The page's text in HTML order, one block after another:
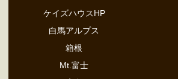
ケイズハウスHP
白馬アルプス
箱根
Mt.富士